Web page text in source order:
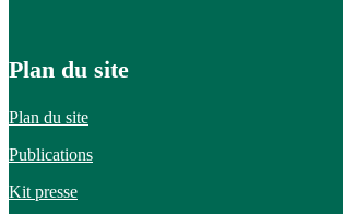
Plan du site
Plan du site
Publications
Kit presse